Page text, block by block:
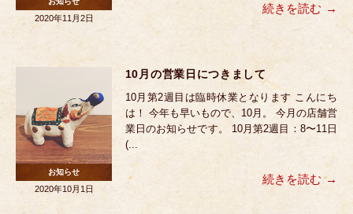
続きを読む
2020年11月2日
10月の営業日につきまして
10月第2週目は臨時休業となります こんにち
は！ 今年も早いもので、10月。 今月の店舗営
業日のお知らせです。 10月第2週目：8〜11日
(...
続きを読む
お知らせ
2020年10月1日